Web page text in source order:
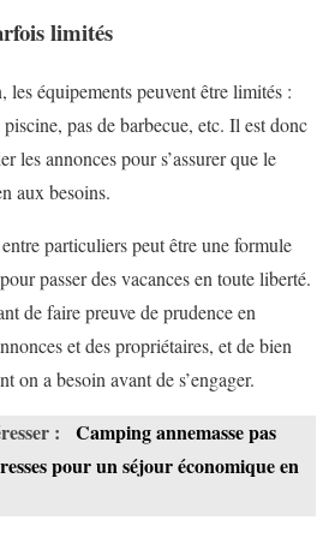
limités
équipements peuvent être limités :
pas de barbecue, etc. Il est donc
les annonces pour s’assurer que le
aux besoins.
particuliers peut être une formule
passer des vacances en toute liberté.
de faire preuve de prudence en
et des propriétaires, et de bien
on a besoin avant de s’engager.
:
Camping annemasse pas
pour un séjour économique en